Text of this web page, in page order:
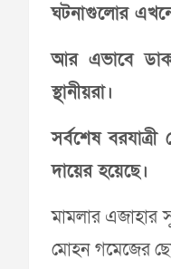
ঘটনাগুলোর
আর এভাবে
স্থানীয়রা।
সর্বশেষ
দায়ের হয়েছে।
মামলার এজাহার
মোহন গমেজের